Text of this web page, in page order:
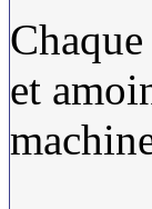
et